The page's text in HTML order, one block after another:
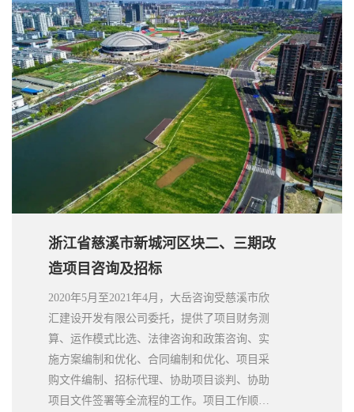
浙江省慈溪市新城河区块二、三期改
造项目咨询及招标
2020年5月至2021年4月，大岳咨询受慈溪市欣
汇建设开发有限公司委托，提供了项目财务测
算、运作模式比选、法律咨询和政策咨询、实
施方案编制和优化、合同编制和优化、项目采
购文件编制、招标代理、协助项目谈判、协助
项目文件签署等全流程的工作。项目工作顺利